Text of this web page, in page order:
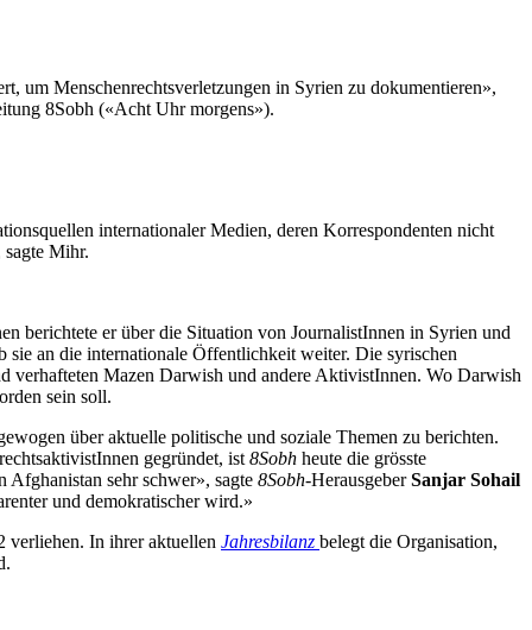
um Menschenrechtsverletzungen in Syrien zu dokumentieren»,
8Sobh («Acht Uhr morgens»).
internationaler Medien, deren Korrespondenten nicht
Mihr.
berichtete er über die Situation von JournalistInnen in Syrien und
sie an die internationale Öffentlichkeit weiter. Die syrischen
verhafteten Mazen Darwish und andere AktivistInnen. Wo Darwish
sein soll.
über aktuelle politische und soziale Themen zu berichten.
gegründet, ist 8Sobh heute die grösste
Afghanistan sehr schwer», sagte 8Sobh-HerausgeberSanjar Sohail
und demokratischer wird.»
verliehen. In ihrer aktuellen Jahresbilanz belegt die Organisation,